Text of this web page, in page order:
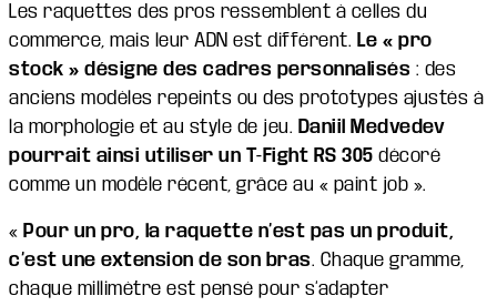
Les raquettes des pros ressemblent à celles du
commerce, mais leur ADN est différent. Le « pro
stock » désigne des cadres personnalisés : des
anciens modèles repeints ou des prototypes ajustés à
la morphologie et au style de jeu. Daniil Medvedev
pourrait ainsi utiliser un T-Fight RS 305 décoré
comme un modèle récent, grâce au « paint job ».
« Pour un pro, la raquette n’est pas un produit,
c’est une extension de son bras. Chaque gramme,
chaque millimètre est pensé pour s’adapter